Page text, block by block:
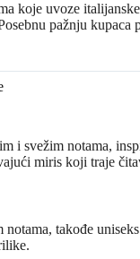
koje uvoze
pažnju kupaca
i svežim notama,
miris koji traje
takođe